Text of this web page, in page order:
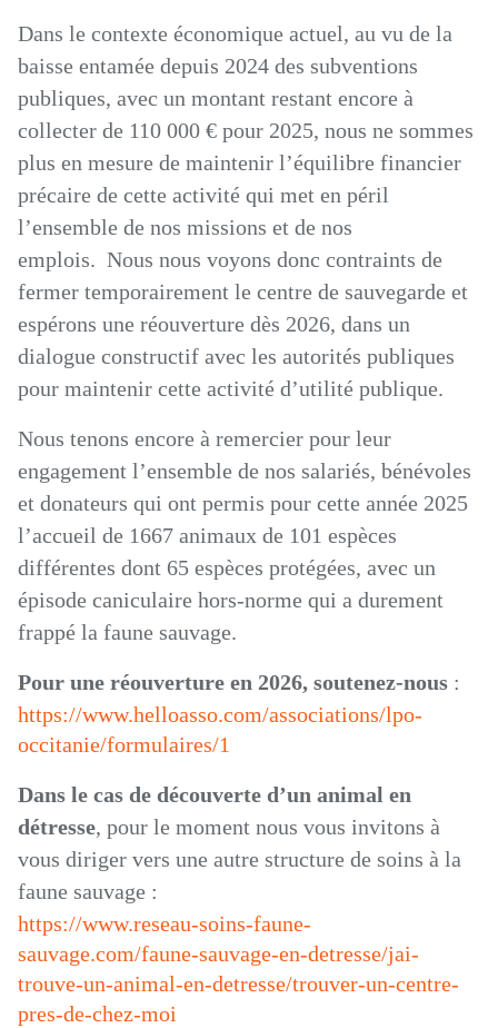
Dans le contexte économique actuel, au vu de la
baisse entamée depuis 2024 des subventions
publiques, avec un montant restant encore à
collecter de 110 000 € pour 2025, nous ne sommes
plus en mesure de maintenir l’équilibre financier
précaire de cette activité qui met en péril
l’ensemble de nos missions et de nos
emplois. Nous nous voyons donc contraints de
fermer temporairement le centre de sauvegarde et
espérons une réouverture dès 2026, dans un
dialogue constructif avec les autorités publiques
pour maintenir cette activité d’utilité publique.
Nous tenons encore à remercier pour leur
engagement l’ensemble de nos salariés, bénévoles
et donateurs qui ont permis pour cette année 2025
l’accueil de 1667 animaux de 101 espèces
différentes dont 65 espèces protégées, avec un
épisode caniculaire hors-norme qui a durement
frappé la faune sauvage.
Pour une réouverture en 2026, soutenez-nous :
https://www.helloasso.com/associations/lpo-
occitanie/formulaires/1
Dans le cas de découverte d’un animal en
détresse, pour le moment nous vous invitons à
vous diriger vers une autre structure de soins à la
faune sauvage :
https://www.reseau-soins-faune-
sauvage.com/faune-sauvage-en-detresse/jai-
trouve-un-animal-en-detresse/trouver-un-centre-
pres-de-chez-moi